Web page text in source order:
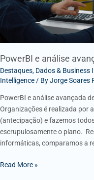
PowerBI e análise
Destaques, Dados & Business
Intelligence/ ByJorge Soares
PowerBI e análise avançada
Organizações é realizada por
(antecipação) e fazemos
escrupulosamente o plano.
informáticas, comparamos a
Read More »